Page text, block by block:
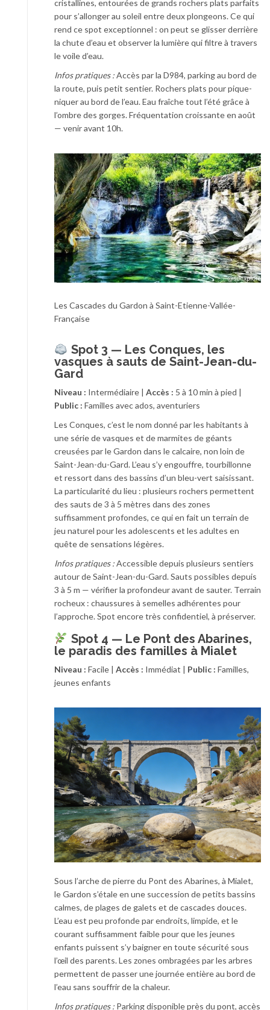
cristallines, entourées de grands rochers plats parfaits
pour s’allonger au soleil entre deux plongeons. Ce qui
rend ce spot exceptionnel : on peut se glisser derrière
la chute d’eau et observer la lumière qui filtre à travers
le voile d’eau.
Infos pratiques :Accès par la D984, parking au bord de
la route, puis petit sentier. Rochers plats pour pique-
niquer au bord de l’eau. Eau fraîche tout l’été grâce à
l’ombre des gorges. Fréquentation croissante en août
— venir avant 10h.
Les Cascades du Gardon à Saint-Etienne-Vallée-
Française
Spot 3 — Les Conques, les
vasques à sauts de Saint-Jean-du-
Gard
Niveau : Intermédiaire | Accès : 5 à 10 min à pied |
Public : Familles avec ados, aventuriers
Les Conques, c’est le nom donné par les habitants à
une série de vasques et de marmites de géants
creusées par le Gardon dans le calcaire, non loin de
Saint-Jean-du-Gard. L’eau s’y engouffre, tourbillonne
et ressort dans des bassins d’un bleu-vert saisissant.
La particularité du lieu : plusieurs rochers permettent
des sauts de 3 à 5 mètres dans des zones
suffisamment profondes, ce qui en fait un terrain de
jeu naturel pour les adolescents et les adultes en
quête de sensations légères.
Infos pratiques :Accessible depuis plusieurs sentiers
autour de Saint-Jean-du-Gard. Sauts possibles depuis
3 à 5 m — vérifier la profondeur avant de sauter. Terrain
rocheux : chaussures à semelles adhérentes pour
l’approche. Spot encore très confidentiel, à préserver.
Spot 4 — Le Pont des Abarines,
le paradis des familles à Mialet
Niveau : Facile | Accès : Immédiat | Public : Familles,
jeunes enfants
Sous l’arche de pierre du Pont des Abarines, à Mialet,
le Gardon s’étale en une succession de petits bassins
calmes, de plages de galets et de cascades douces.
L’eau est peu profonde par endroits, limpide, et le
courant suffisamment faible pour que les jeunes
enfants puissent s’y baigner en toute sécurité sous
l’œil des parents. Les zones ombragées par les arbres
permettent de passer une journée entière au bord de
l’eau sans souffrir de la chaleur.
Infos pratiques : Parking disponible près du pont, accès